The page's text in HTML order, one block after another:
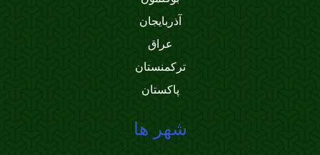
آذربایجان
عراق
ترکمنستان
پاکستان
شهر ها